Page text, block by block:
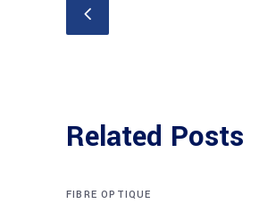
Related Posts
FIBRE OPTIQUE